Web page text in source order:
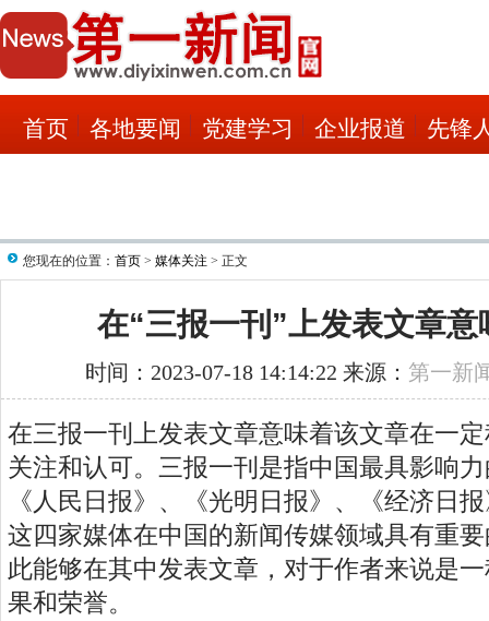
首页 各地要闻 党建学习 企业报道 先锋
您现在的位置： 首页 > 媒体关注 > 正文
在“三报一刊”上发表文章意
时间：2023-07-18 14:14:22 来源： 第一新
在三报一刊上发表文章意味着该文章在一
关注和认可。三报一刊是指中国最具影响
《人民日报》、《光明日报》、《经济日
这四家媒体在中国的新闻传媒领域具有重
此能够在其中发表文章，对于作者来说是
果和荣誉。